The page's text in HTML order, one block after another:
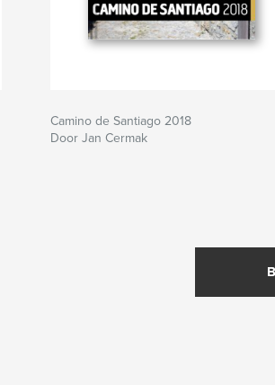
Camino de Santiago 2018
Door Jan Cermak